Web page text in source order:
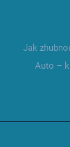
Jak
Auto –